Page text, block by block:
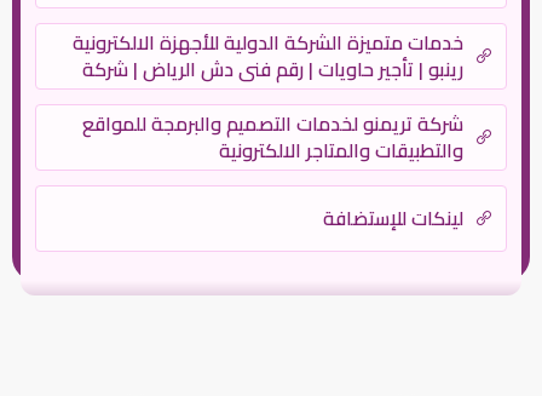
خدمات متميزة الشركة الدولية للأجهزة الالكترونية
رينبو | تأجير حاويات | رقم فنى دش الرياض | شركة
نظافة | نقل عفش – بروتكتور
شركة تريمنو لخدمات التصميم والبرمجة للمواقع
والتطبيقات والمتاجر الالكترونية
لينكات للإستضافة